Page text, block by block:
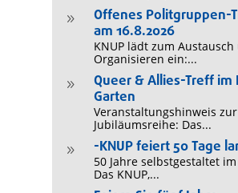
9
Offenes Politgruppen-
am 16.8.2026
KNUP lädt zum Austausch
Organisieren ein:...
9
Queer & Allies-Treff im
Garten
Veranstaltungshinweis zur
Jubiläumsreihe: Das...
9 -KNUP feiert 50 Tage
50 Jahre selbstgestaltet
Das KNUP,...